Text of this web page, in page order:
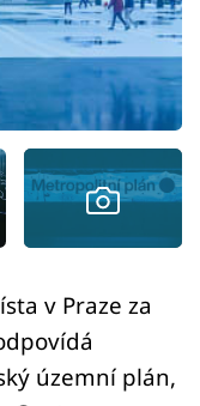
v Praze za
územní plán,